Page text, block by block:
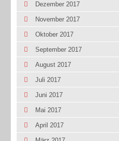
Dezember 2017
November 2017
Oktober 2017
September 2017
August 2017
Juli 2017
Juni 2017
Mai 2017
April 2017